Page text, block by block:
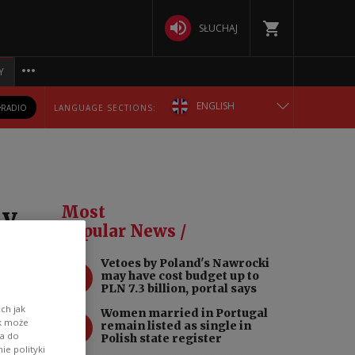
SŁUCHAJ
RADIO LANGUAGE SECTIONS: ENGLISH
РУССКИЙ
УКРАЇНСЬКА
Most
Popular News /
Vetoes by Poland's Nawrocki
may have cost budget up to
PLN 7.3 billion, portal says
Women married in Portugal
remain listed as single in
Polish state register
jak
może
do
polityki